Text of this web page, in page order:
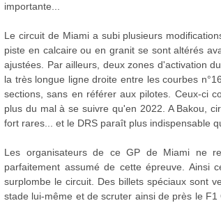
importante...
Le circuit de Miami a subi plusieurs
piste en calcaire ou en granit se sont altérés
ajustées. Par ailleurs, deux zones d'activation
la très longue ligne droite entre les courbes
sections, sans en référer aux pilotes. Ceux-ci
plus du mal à se suivre qu'en 2022. A Bakou,
fort rares... et le DRS paraît plus indispensable
Les organisateurs de ce GP de Miami ne
parfaitement assumé de cette épreuve. Ainsi
surplombe le circuit. Des billets spéciaux sont
stade lui-même et de scruter ainsi de près le